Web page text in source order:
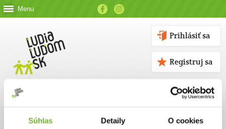
Súhlas Detaily O cookies
Menu
Prihlásiť sa
Registruj sa